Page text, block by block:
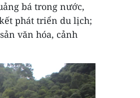
bá trong nước,
phát triển du lịch;
văn hóa, cảnh